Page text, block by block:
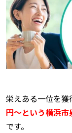
栄えある一位を獲
円～という横浜
です。